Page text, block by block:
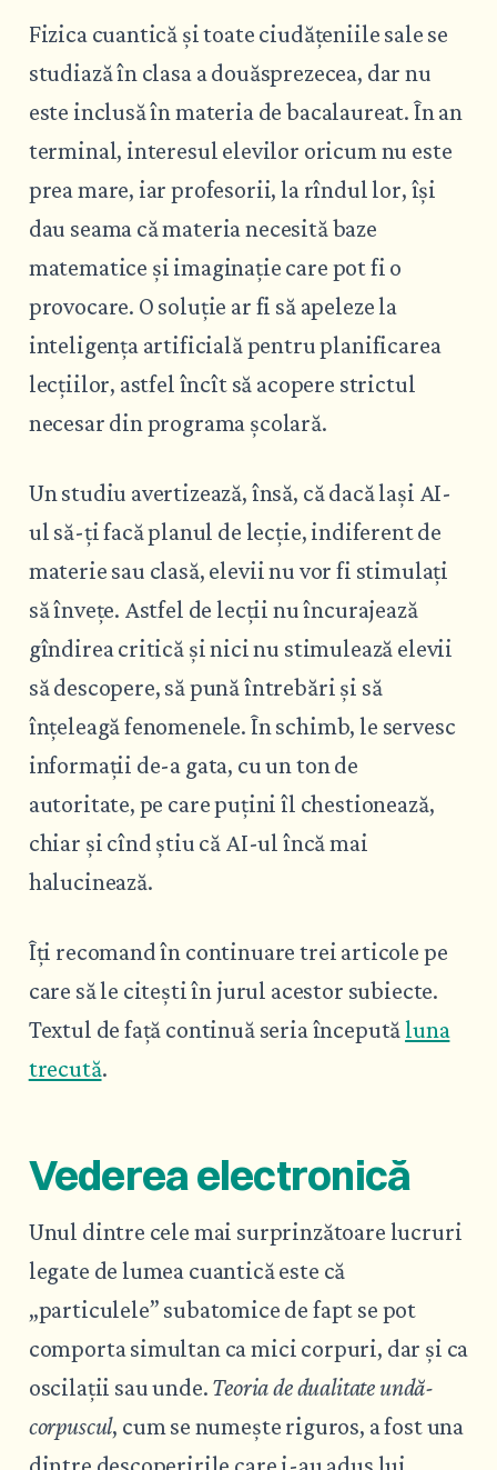
Fizica cuantică și toate ciudățeniile sale se
studiază în clasa a douăsprezecea, dar nu
este inclusă în materia de bacalaureat. În an
terminal, interesul elevilor oricum nu este
prea mare, iar profesorii, la rîndul lor, își
dau seama că materia necesită baze
matematice și imaginație care pot fi o
provocare. O soluție ar fi să apeleze la
inteligența artificială pentru planificarea
lecțiilor, astfel încît să acopere strictul
necesar din programa școlară.
Un studiu avertizează, însă, că dacă lași AI-
ul să-ți facă planul de lecție, indiferent de
materie sau clasă, elevii nu vor fi stimulați
să învețe. Astfel de lecții nu încurajează
gîndirea critică și nici nu stimulează elevii
să descopere, să pună întrebări și să
înțeleagă fenomenele. În schimb, le servesc
informații de-a gata, cu un ton de
autoritate, pe care puțini îl chestionează,
chiar și cînd știu că AI-ul încă mai
halucinează.
Îți recomand în continuare trei articole pe
care să le citești în jurul acestor subiecte.
Textul de față continuă seria începutăluna
trecută.
Vederea electronică
Unul dintre cele mai surprinzătoare lucruri
legate de lumea cuantică este că
„particulele” subatomice de fapt se pot
comporta simultan ca mici corpuri, dar și ca
oscilații sau unde. Teoria de dualitate undă-
corpuscul, cum se numește riguros, a fost una